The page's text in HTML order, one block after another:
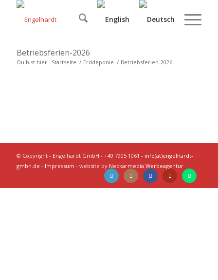
Betriebsferien-2026
Du bist hier: Startseite / Erddeponie / Betriebsferien-2026
© Copyright - Engelhardt GmbH - +49 7905 1061 - info(at)engelhardt-
gmbh.de - Impressum - website by Neckarmedia Werbeagentur